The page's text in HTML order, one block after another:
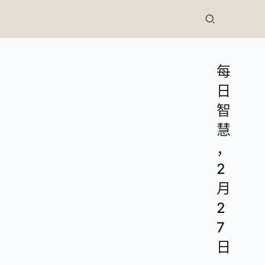
每
日
智
慧
，
2
月
2
7
日